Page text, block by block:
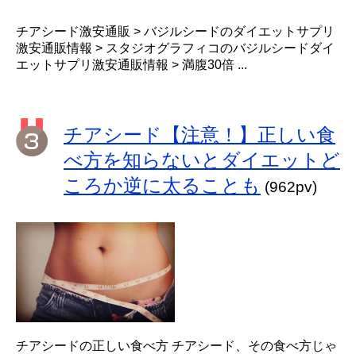
チアシード激安通販 > バジルシードのダイエットサプリ
激安通販情報 > スタジオグラフィコのバジルシードダイ
エットサプリ激安通販情報 > 満腹30倍 ...
チアシード【注意！】正しい食
べ方を知らないとダイエットど
ころか逆に太ることも (962pv)
チアシードの正しい食べ方 チアシード、その食べ方じゃ